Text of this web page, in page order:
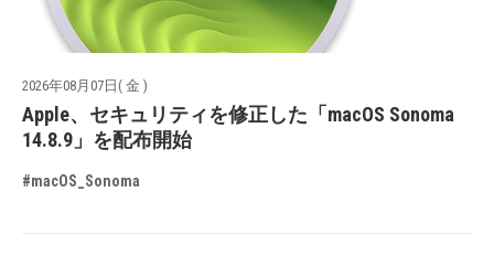
2026年08月07日( 金 )
Apple、セキュリティを修正した「macOS Sonoma
14.8.9」を配布開始
#macOS_Sonoma